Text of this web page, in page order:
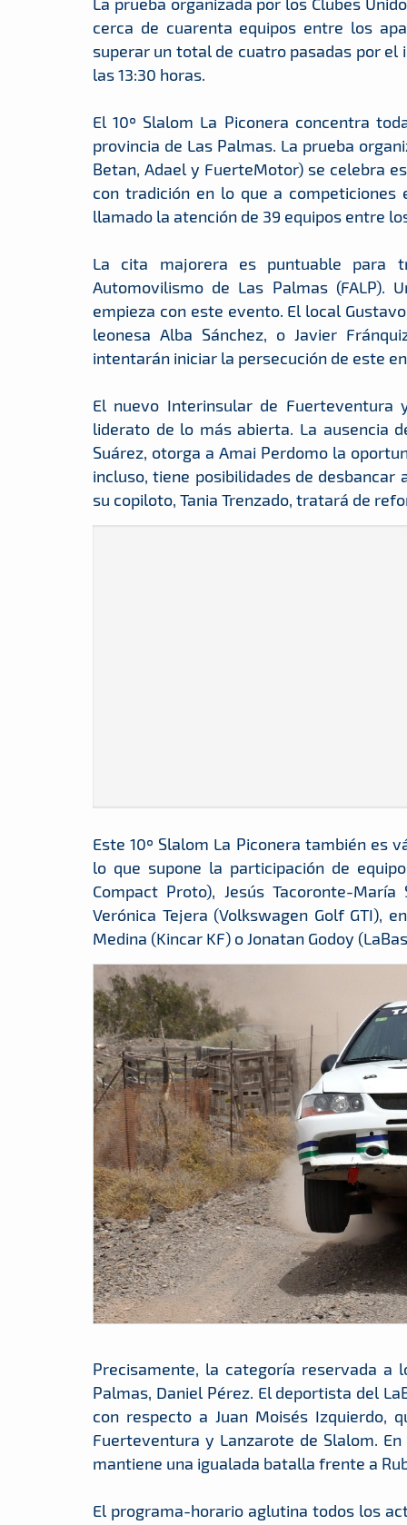
cerca de cuarenta equipos entre los
superar un total de cuatro pasadas por
las 13:30 horas.
El 10º Slalom La Piconera concentra
provincia de Las Palmas. La prueba
Betan, Adael y FuerteMotor) se celebra
con tradición en lo que a
llamado la atención de 39 equipos entre
La cita majorera es puntuable para
Automovilismo de Las Palmas (FALP).
empieza con este evento. El local
leonesa Alba Sánchez, o Javier
intentarán iniciar la persecución de este
El nuevo Interinsular de
liderato de lo más abierta. La ausencia
Suárez, otorga a Amai Perdomo la
incluso, tiene posibilidades de
su copiloto, Tania Trenzado, tratará de
Este 10º Slalom La Piconera también es
lo que supone la participación de
Compact Proto), Jesús Tacoronte-
Verónica Tejera (Volkswagen Golf GTI),
Medina (Kincar KF) o Jonatan Godoy
Precisamente, la categoría reservada a
Palmas, Daniel Pérez. El deportista del
con respecto a Juan Moisés Izquierdo,
Fuerteventura y Lanzarote de Slalom.
mantiene una igualada batalla frente a
El programa-horario aglutina todos los